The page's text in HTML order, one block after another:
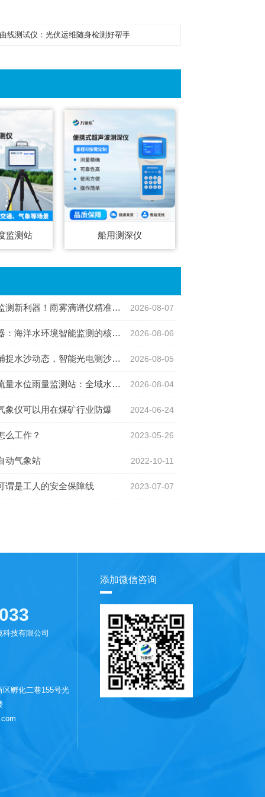
线测试仪：光伏运维随身检测好帮手
监测站 船用测深仪
器！雨雾滴谱仪精准识别各类雨雪雾天气 2026-08-07
洋水环境智能监测的核心感知设备 2026-08-06
动态，智能光电测沙仪守护水域水沙安全 2026-08-05
雨量监测站：全域水文智慧监测一体化设备 2026-08-04
象仪可以用在煤矿行业防爆 2024-06-24
么工作？ 2023-05-26
动气象站 2022-10-11
谓是工人的安全保障线 2023-07-07
技有限公司
孵化二巷155号光
添加微信咨询